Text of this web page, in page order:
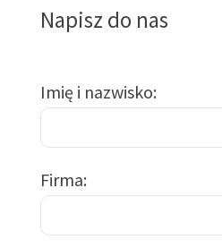
Napisz do nas
Imię i nazwisko
Firma